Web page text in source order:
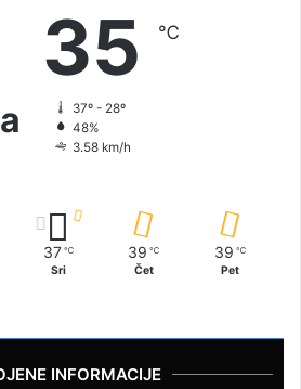
35 ℃
37º - 28º
48%
3.58 km/h
37 ℃
Sri
39 ℃
Čet
39 ℃
Pet
INFORMACIJE